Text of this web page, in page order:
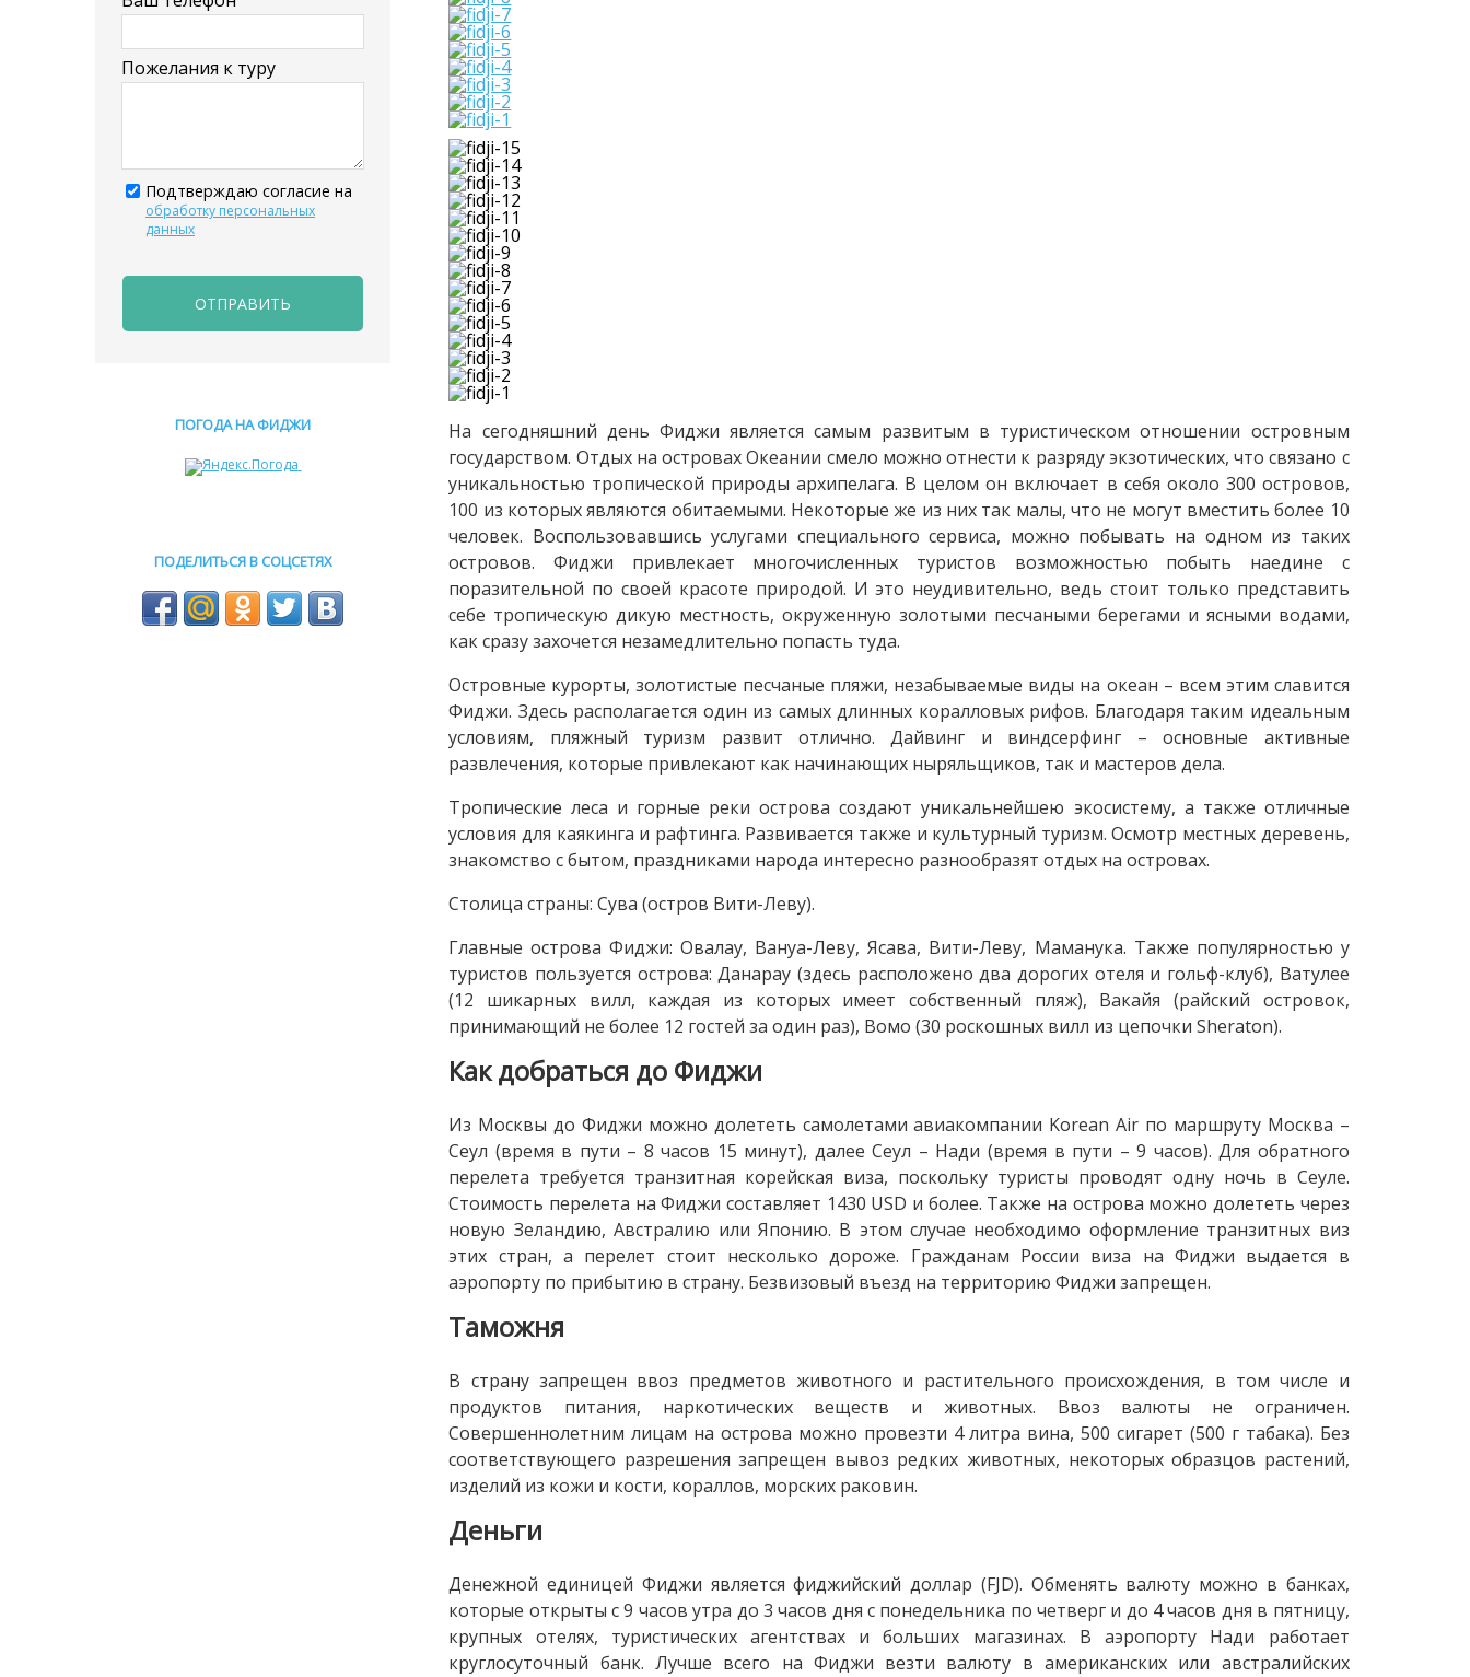
На сегодняшний день Фиджи является самым развитым в туристическом отношении островным
государством. Отдых на островах Океании смело можно отнести к разряду экзотических, что связано с
уникальностью тропической природы архипелага. В целом он включает в себя около 300 островов,
100 из которых являются обитаемыми. Некоторые же из них так малы, что не могут вместить более 10
человек. Воспользовавшись услугами специального сервиса, можно побывать на одном из таких
островов. Фиджи привлекает многочисленных туристов возможностью побыть наедине с
поразительной по своей красоте природой. И это неудивительно, ведь стоит только представить
себе тропическую дикую местность, окруженную золотыми песчаными берегами и ясными водами,
как сразу захочется незамедлительно попасть туда.
Островные курорты, золотистые песчаные пляжи, незабываемые виды на океан – всем этим славится
Фиджи. Здесь располагается один из самых длинных коралловых рифов. Благодаря таким идеальным
условиям, пляжный туризм развит отлично. Дайвинг и виндсерфинг – основные активные
развлечения, которые привлекают как начинающих ныряльщиков, так и мастеров дела.
Тропические леса и горные реки острова создают уникальнейшею экосистему, а также отличные
условия для каякинга и рафтинга. Развивается также и культурный туризм. Осмотр местных деревень,
знакомство с бытом, праздниками народа интересно разнообразят отдых на островах.
Столица страны: Сува (остров Вити-Леву).
Главные острова Фиджи: Овалау, Вануа-Леву, Ясава, Вити-Леву, Маманука. Также популярностью у
туристов пользуется острова: Данарау (здесь расположено два дорогих отеля и гольф-клуб), Ватулее
(12 шикарных вилл, каждая из которых имеет собственный пляж), Вакайя (райский островок,
принимающий не более 12 гостей за один раз), Вомо (30 роскошных вилл из цепочки Sheraton).
Как добраться до Фиджи
Из Москвы до Фиджи можно долететь самолетами авиакомпании Korean Air по маршруту Москва –
Сеул (время в пути – 8 часов 15 минут), далее Сеул – Нади (время в пути – 9 часов). Для обратного
перелета требуется транзитная корейская виза, поскольку туристы проводят одну ночь в Сеуле.
Стоимость перелета на Фиджи составляет 1430 USD и более. Также на острова можно долететь через
новую Зеландию, Австралию или Японию. В этом случае необходимо оформление транзитных виз
этих стран, а перелет стоит несколько дороже. Гражданам России виза на Фиджи выдается в
аэропорту по прибытию в страну. Безвизовый въезд на территорию Фиджи запрещен.
Таможня
В страну запрещен ввоз предметов животного и растительного происхождения, в том числе и
продуктов питания, наркотических веществ и животных. Ввоз валюты не ограничен.
Совершеннолетним лицам на острова можно провезти 4 литра вина, 500 сигарет (500 г табака). Без
соответствующего разрешения запрещен вывоз редких животных, некоторых образцов растений,
изделий из кожи и кости, кораллов, морских раковин.
Деньги
Денежной единицей Фиджи является фиджийский доллар (FJD). Обменять валюту можно в банках,
которые открыты с 9 часов утра до 3 часов дня с понедельника по четверг и до 4 часов дня в пятницу,
крупных отелях, туристических агентствах и больших магазинах. В аэропорту Нади работает
круглосуточный банк. Лучше всего на Фиджи везти валюту в американских или австралийских
Пожелания к туру
Подтверждаю согласие на
обработку персональных
данных
ОТПРАВИТЬ
ПОГОДА НА ФИДЖИ
ПОДЕЛИТЬСЯ В СОЦСЕТЯХ